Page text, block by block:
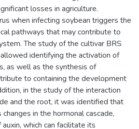
losses in agriculture.
when infecting soybean triggers the
pathways that may contribute to
The study of the cultivar BRS
identifying the activation of
as well as the synthesis of
to containing the development
in the study of the interaction
and the root, it was identified that
in the hormonal cascade,
which can facilitate its